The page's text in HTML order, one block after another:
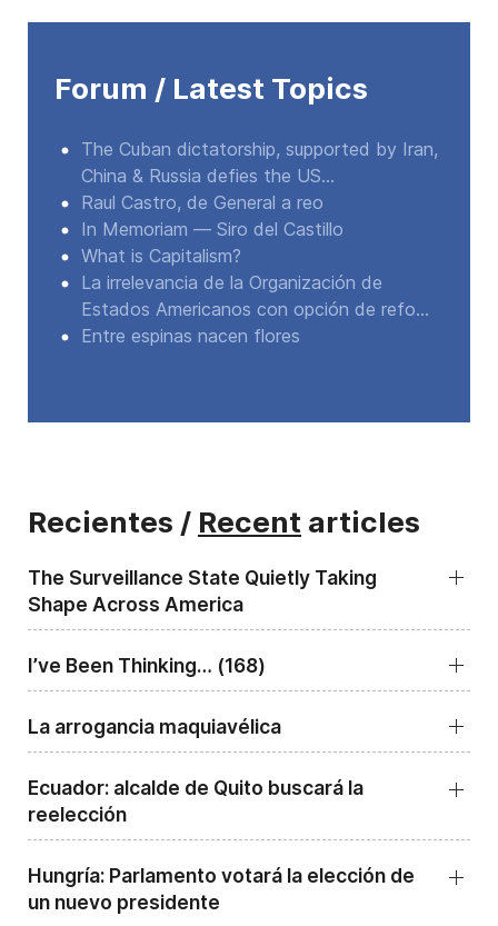
Forum / Latest Topics
The Cuban dictatorship, supported by Iran,
China & Russia defies the US...
Raul Castro, de General a reo
In Memoriam — Siro del Castillo
What is Capitalism?
La irrelevancia de la Organización de
Estados Americanos con opción de refo...
Entre espinas nacen flores
Recientes / Recent articles
The Surveillance State Quietly Taking
Shape Across America
I’ve Been Thinking… (168)
La arrogancia maquiavélica
Ecuador: alcalde de Quito buscará la
reelección
Hungría: Parlamento votará la elección de
un nuevo presidente